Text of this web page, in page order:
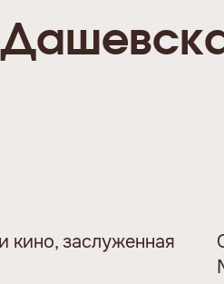
кино, заслуженная